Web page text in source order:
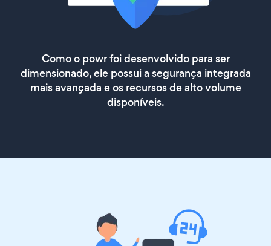
Como o powr foi desenvolvido para ser
dimensionado, ele possui a segurança integrada
mais avançada e os recursos de alto volume
disponíveis.